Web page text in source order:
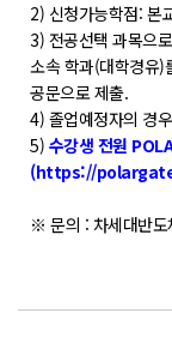
소개
개회사
지난
게시판
공지사
행사
2) 신청가능학점: 본
3) 전공선택 과목으
소속 학과(대학경유)
공문으로 제출.
4) 졸업예정자의 경
5) 수강생 전원
(https://
※ 문의 : 차세대반